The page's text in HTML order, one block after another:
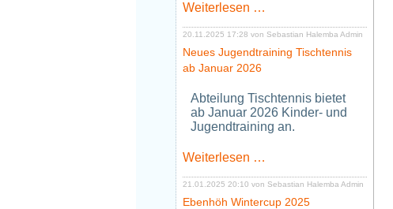
Weiterlesen …
Mitgliederversammlung
2025
20.11.2025 17:28 von Sebastian Halemba Admin
Neues Jugendtraining Tischtennis
ab Januar 2026
Abteilung Tischtennis bietet
ab Januar 2026 Kinder- und
Jugendtraining an.
Weiterlesen …
Tischtennis
ab
21.01.2025 20:10 von Sebastian Halemba Admin
Ebenhöh Wintercup 2025